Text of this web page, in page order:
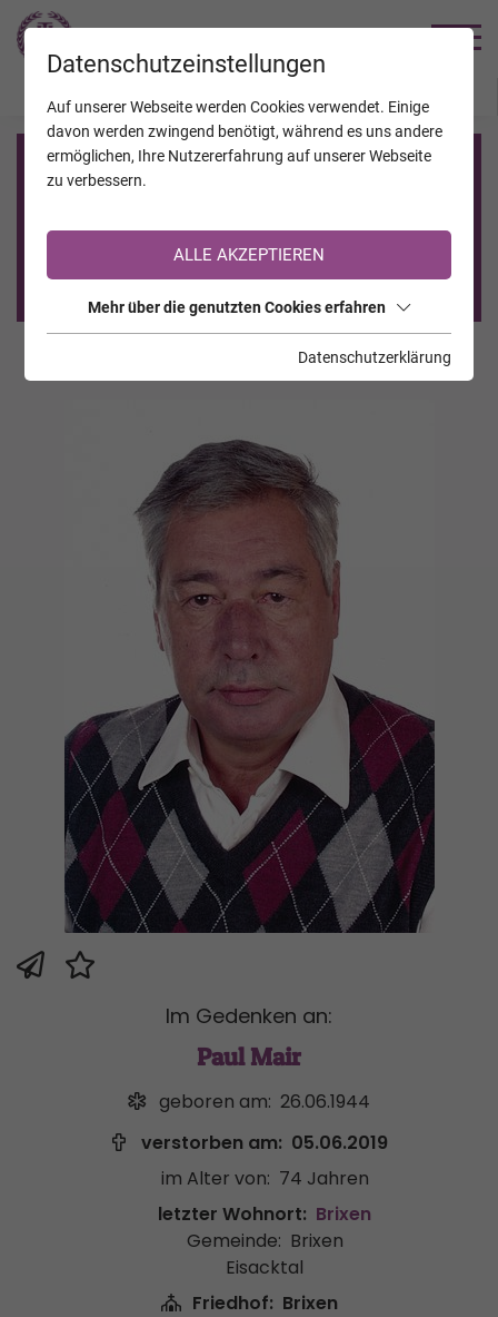
Registrierung auf TrauerHilfe.it
Sie sind noch nicht auf TrauerHilfe.it registriert?
>> zur kostenlosen Registrierung <<
Im Gedenken an:
Paul Mair
geboren am: 26.06.1944
verstorben am: 05.06.2019
im Alter von: 74 Jahren
letzter Wohnort: Brixen
Gemeinde: Brixen
Eisacktal
Friedhof: Brixen
Datenschutzeinstellungen
Auf unserer Webseite werden Cookies verwendet. Einige
davon werden zwingend benötigt, während es uns andere
ermöglichen, Ihre Nutzererfahrung auf unserer Webseite
zu verbessern.
ALLE AKZEPTIEREN
Mehr über die genutzten Cookies erfahren
Datenschutzerklärung
JAHRESTAGE KALENDER VERSTORBENE